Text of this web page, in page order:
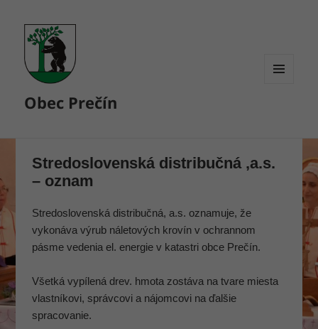
Obec Prečín
Stredoslovenská distribučná ,a.s.
– oznam
Stredoslovenská distribučná, a.s. oznamuje, že
vykonáva výrub náletových krovín v ochrannom
pásme vedenia el. energie v katastri obce Prečín.
Všetká vypílená drev. hmota zostáva na tvare miesta
vlastníkovi, správcovi a nájomcovi na ďalšie
spracovanie.